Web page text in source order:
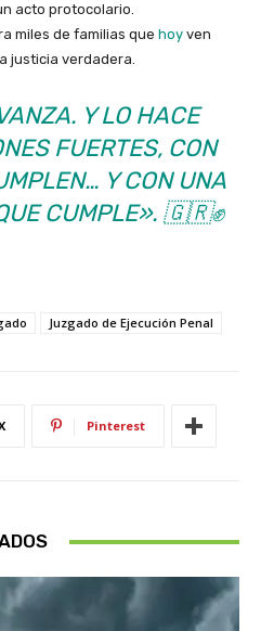
acto protocolario.
miles de familias que hoy ven
justicia verdadera.
Y LO HACE
FUERTES, CON
Y CON UNA
CUMPLE». 🇬🇷✊
Juzgado de Ejecución Penal
Pinterest